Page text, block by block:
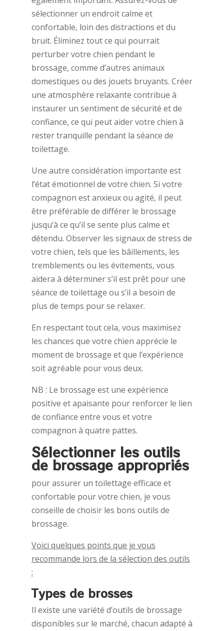
sélectionner un endroit calme et
confortable, loin des distractions et du
bruit. Éliminez tout ce qui pourrait
perturber votre chien pendant le
brossage, comme d’autres animaux
domestiques ou des jouets bruyants. Créer
une atmosphère relaxante contribue à
instaurer un sentiment de sécurité et de
confiance, ce qui peut aider votre chien à
rester tranquille pendant la séance de
toilettage.
Une autre considération importante est
l’état émotionnel de votre chien. Si votre
compagnon est anxieux ou agité, il peut
être préférable de différer le brossage
jusqu’à ce qu’il se sente plus calme et
détendu. Observer les signaux de stress de
votre chien, tels que les bâillements, les
tremblements ou les évitements, vous
aidera à déterminer s’il est prêt pour une
séance de toilettage ou s’il a besoin de
plus de temps pour se relaxer.
En respectant tout cela, vous maximisez
les chances que votre chien apprécie le
moment de brossage et que l’expérience
soit agréable pour vous deux.
NB : Le brossage est une expérience
positive et apaisante pour renforcer le lien
de confiance entre vous et votre
compagnon à quatre pattes.
Sélectionner les outils
de brossage appropriés
pour assurer un toilettage efficace et
confortable pour votre chien, je vous
conseille de choisir les bons outils de
brossage.
Voici quelques points que je vous
recommande lors de la sélection des outils
:
Types de brosses
Il existe une variété d’outils de brossage
disponibles sur le marché, chacun adapté à